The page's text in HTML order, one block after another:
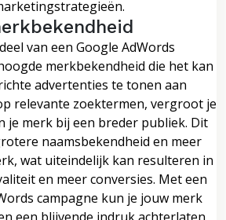
van een Google AdWords
merkbekendheid die het kan
advertenties te tonen aan
relevante zoektermen, vergroot je
je merk bij een breder publiek. Dit
naamsbekendheid en meer
wat uiteindelijk kan resulteren in
en meer conversies. Met een
campagne kun je jouw merk
een blijvende indruk achterlaten